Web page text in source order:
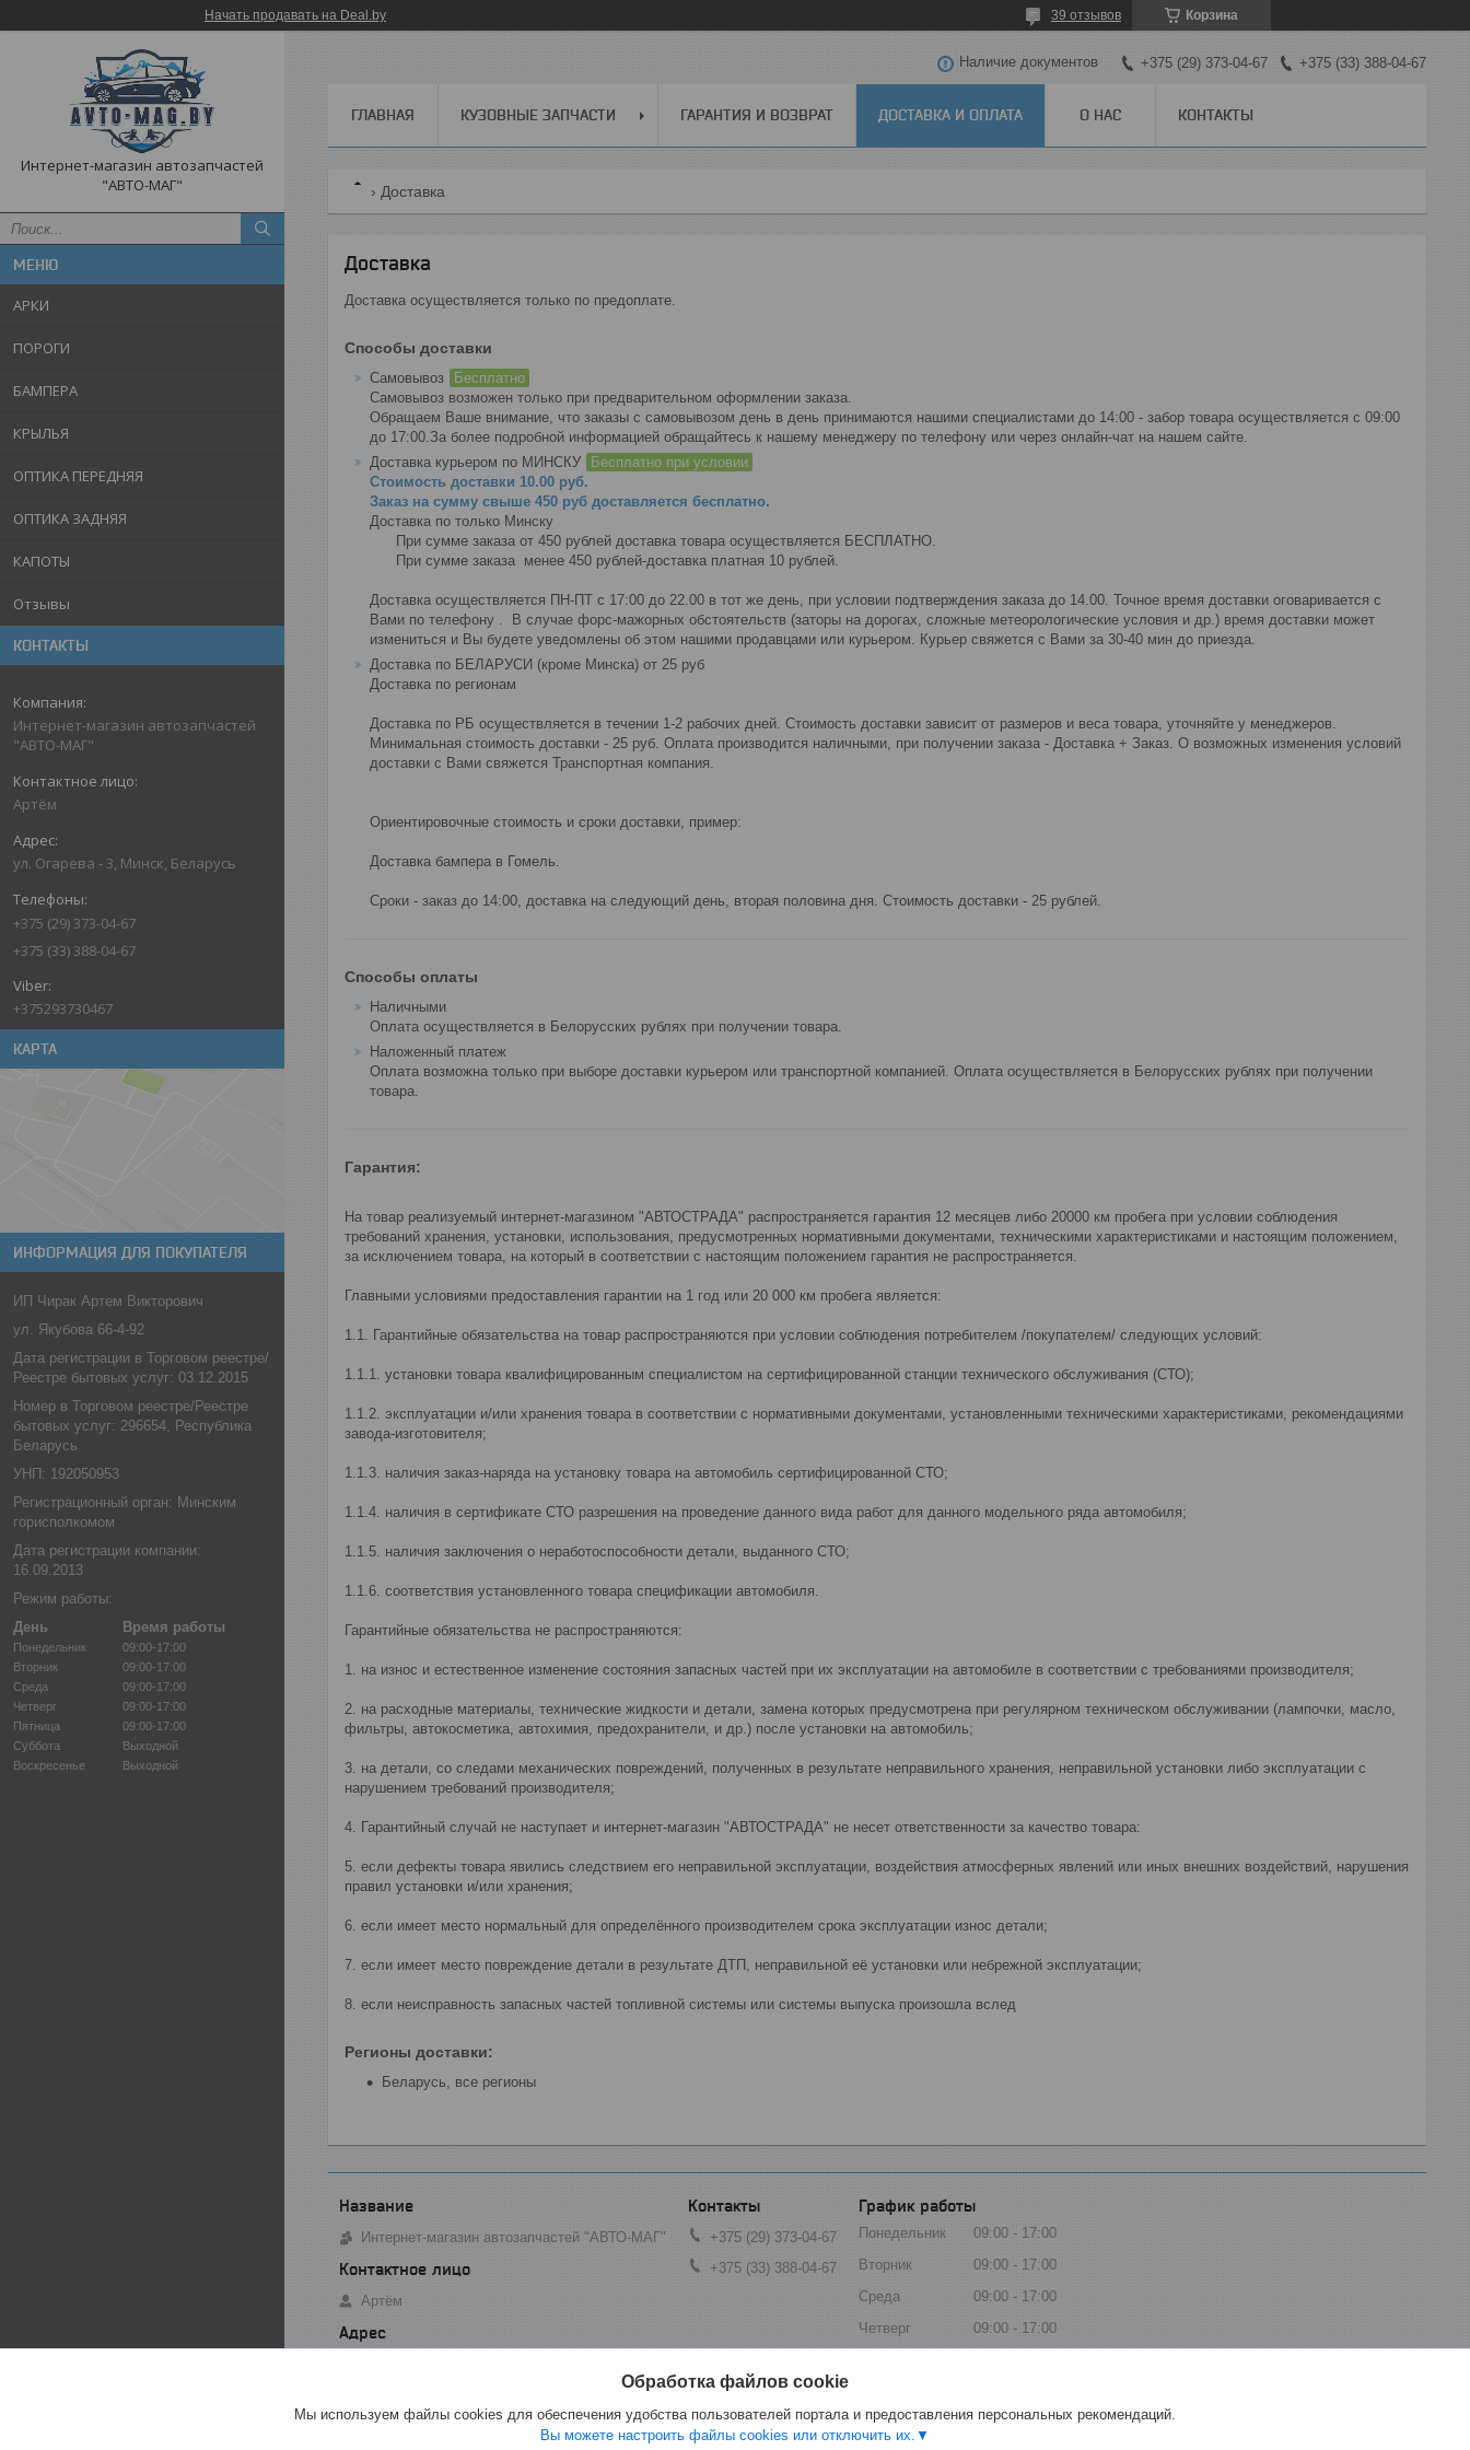
Начать продавать на Deal.by Корзина
39 отзывов
Интернет-магазин автозапчастей
"АВТО-МАГ"
АРКИ
ПОРОГИ
БАМПЕРА
КРЫЛЬЯ
ОПТИКА ПЕРЕДНЯЯ
ОПТИКА ЗАДНЯЯ
КАПОТЫ
Отзывы
КОНТАКТЫ
Интернет-магазин автозапчастей
"АВТО-МАГ"
Артём
ул. Огарева - 3, Минск, Беларусь
+375 (29) 373-04-67
+375 (33) 388-04-67
+375293730467
КАРТА
ИНФОРМАЦИЯ ДЛЯ ПОКУПАТЕЛЯ
ИП Чирак Артем Викторович
ул. Якубова 66-4-92
Дата регистрации в Торговом реестре/
Реестре бытовых услуг: 03.12.2015
Номер в Торговом реестре/Реестре
бытовых услуг: 296654, Республика
Беларусь
УНП: 192050953
Регистрационный орган: Минским
горисполкомом
Дата регистрации компании:
16.09.2013
Режим работы:
День
Время работы
Понедельник
09:00-17:00
Вторник
09:00-17:00
Среда
09:00-17:00
Четверг
09:00-17:00
Пятница
09:00-17:00
Суббота
Выходной
Воскресенье
Выходной
Наличие документов +375 (29) 373-04-67 +375 (33) 388-04-67
ГЛАВНАЯ КУЗОВНЫЕ ЗАПЧАСТИ ГАРАНТИЯ И ВОЗВРАТ ДОСТАВКА И ОПЛАТА О НАС КОНТАКТЫ
Доставка
Доставка
Доставка осуществляется только по предоплате.
Способы доставки
Самовывоз
Бесплатно
Самовывоз возможен только при предварительном оформлении заказа.
Обращаем Ваше внимание, что заказы с самовывозом день в день принимаются нашими специалистами до 14:00 - забор товара осуществляется с 09:00
до 17:00.За более подробной информацией обращайтесь к нашему менеджеру по телефону или через онлайн-чат на нашем сайте.
Доставка курьером по МИНСКУ
Бесплатно при условии
Стоимость доставки 10.00 руб.
Заказ на сумму свыше 450 руб доставляется бесплатно.
Доставка по только Минску
Доставка осуществляется ПН-ПТ с 17:00 до 22.00 в тот же день, при условии подтверждения заказа до 14.00. Точное время доставки оговаривается с
Вами по телефону .  В случае форс-мажорных обстоятельств (заторы на дорогах, сложные метеорологические условия и др.) время доставки может
измениться и Вы будете уведомлены об этом нашими продавцами или курьером. Курьер свяжется с Вами за 30-40 мин до приезда.
Доставка по БЕЛАРУСИ (кроме Минска) от 25 руб
Доставка по регионам
Доставка по РБ осуществляется в течении 1-2 рабочих дней. Стоимость доставки зависит от размеров и веса товара, уточняйте у менеджеров.
Минимальная стоимость доставки - 25 руб. Оплата производится наличными, при получении заказа - Доставка + Заказ. О возможных изменения условий
доставки с Вами свяжется Транспортная компания.
Ориентировочные стоимость и сроки доставки, пример:
Доставка бампера в Гомель.
Сроки - заказ до 14:00, доставка на следующий день, вторая половина дня. Стоимость доставки - 25 рублей.
Способы оплаты
Наличными
Оплата осуществляется в Белорусских рублях при получении товара.
Наложенный платеж
Оплата возможна только при выборе доставки курьером или транспортной компанией. Оплата осуществляется в Белорусских рублях при получении
товара.
Гарантия:
На товар реализуемый интернет-магазином "АВТОСТРАДА" распространяется гарантия 12 месяцев либо 20000 км пробега при условии соблюдения
требований хранения, установки, использования, предусмотренных нормативными документами, техническими характеристиками и настоящим положением,
за исключением товара, на который в соответствии с настоящим положением гарантия не распространяется.
Главными условиями предоставления гарантии на 1 год или 20 000 км пробега является:
1.1. Гарантийные обязательства на товар распространяются при условии соблюдения потребителем /покупателем/ следующих условий:
1.1.1. установки товара квалифицированным специалистом на сертифицированной станции технического обслуживания (СТО);
1.1.2. эксплуатации и/или хранения товара в соответствии с нормативными документами, установленными техническими характеристиками, рекомендациями
завода-изготовителя;
1.1.3. наличия заказ-наряда на установку товара на автомобиль сертифицированной СТО;
1.1.4. наличия в сертификате СТО разрешения на проведение данного вида работ для данного модельного ряда автомобиля;
1.1.5. наличия заключения о неработоспособности детали, выданного СТО;
1.1.6. соответствия установленного товара спецификации автомобиля.
Гарантийные обязательства не распространяются:
1. на износ и естественное изменение состояния запасных частей при их эксплуатации на автомобиле в соответствии с требованиями производителя;
2. на расходные материалы, технические жидкости и детали, замена которых предусмотрена при регулярном техническом обслуживании (лампочки, масло,
фильтры, автокосметика, автохимия, предохранители, и др.) после установки на автомобиль;
3. на детали, со следами механических повреждений, полученных в результате неправильного хранения, неправильной установки либо эксплуатации с
нарушением требований производителя;
4. Гарантийный случай не наступает и интернет-магазин "АВТОСТРАДА" не несет ответственности за качество товара:
5. если дефекты товара явились следствием его неправильной эксплуатации, воздействия атмосферных явлений или иных внешних воздействий, нарушения
правил установки и/или хранения;
6. если имеет место нормальный для определённого производителем срока эксплуатации износ детали;
7. если имеет место повреждение детали в результате ДТП, неправильной её установки или небрежной эксплуатации;
8. если неисправность запасных частей топливной системы или системы выпуска произошла вслед
Регионы доставки:
Беларусь, все регионы
Интернет-магазин автозапчастей "АВТО-МАГ"
Артём
+375 (29) 373-04-67
+375 (33) 388-04-67
График работы
Понедельник 09:00
17:00
Вторник
09:00
17:00
Среда
09:00
17:00
Четверг
09:00
17:00
Воскресенье
Выходной
Обработка файлов cookie
Мы используем файлы cookies для обеспечения удобства пользователей портала и предоставления персональных рекомендаций.
Вы можете настроить файлы cookies или отключить их.